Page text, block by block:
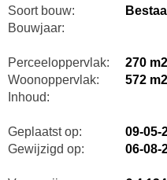
Soort bouw:
Bouwjaar:
Perceeloppervlak:
270 m2
Woonoppervlak:
572 m2
Inhoud:
Geplaatst op:
09-05-
Gewijzigd op:
06-08-